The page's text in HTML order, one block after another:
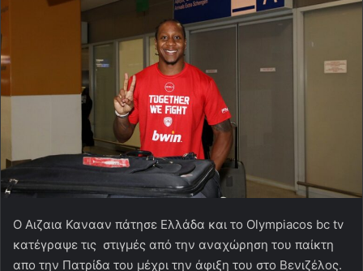
Ο Αιζαια Κανααν πάτησε Ελλάδα και το Olympiacos bc tv
κατέγραψε τις στιγμές από την αναχώρηση του παίκτη
απο την Πατρίδα του μέχρι την άφιξη του στο Βενιζέλος.